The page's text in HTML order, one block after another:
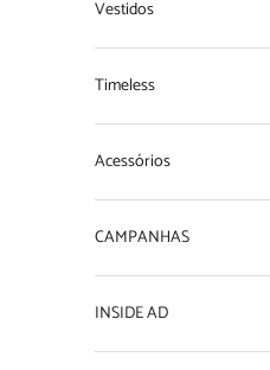
Vestidos
Timeless
Acessórios
CAMPANHAS
INSIDE AD